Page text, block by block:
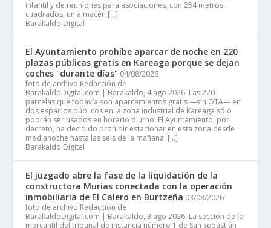
infantil y de reuniones para asociaciones, con 254 metros
cuadrados; un almacén […]
Barakaldo Digital
El Ayuntamiento prohíbe aparcar de noche en 220
plazas públicas gratis en Kareaga porque se dejan
coches "durante días" 04/08/2026
foto de archivo Redacción de
BarakaldoDigital.com | Barakaldo, 4 ago 2026. Las 220
parcelas que todavía son aparcamientos gratis —sin OTA— en
dos espacios públicos en la zona industrial de Kareaga sólo
podrán ser usados en horario diurno. El Ayuntamiento, por
decreto, ha decidido prohibir estacionar en esta zona desde
medianoche hasta las seis de la mañana. […]
Barakaldo Digital
El juzgado abre la fase de la liquidación de la
constructora Murias conectada con la operación
inmobiliaria de El Calero en Burtzeña 03/08/2026
foto de archivo Redacción de
BarakaldoDigital.com | Barakaldo, 3 ago 2026. La sección de lo
mercantil del tribunal de instancia número 1 de San Sebastián